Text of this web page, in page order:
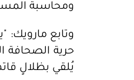
ومحاسبة
وتابع مارويك:
يُلقي بظلالٍ